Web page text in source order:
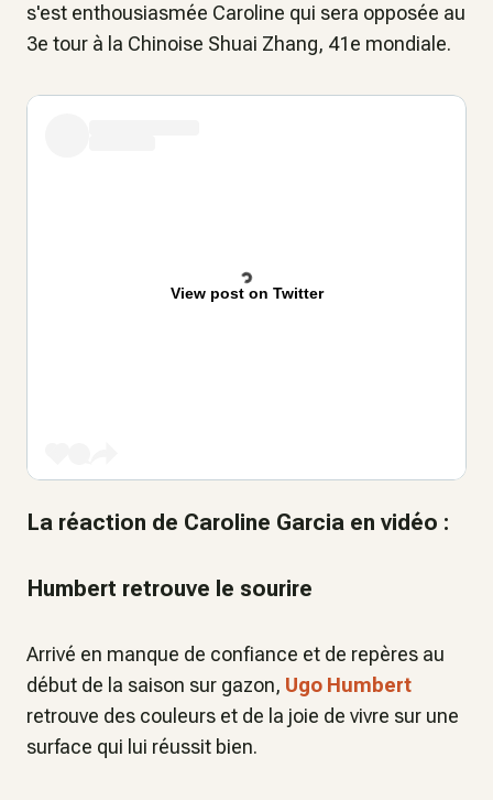
s'est enthousiasmée Caroline qui sera opposée au
3e tour à la Chinoise Shuai Zhang, 41e mondiale.
View post on Twitter
La réaction de Caroline Garcia en vidéo :
Humbert retrouve le sourire
Arrivé en manque de confiance et de repères au
début de la saison sur gazon, Ugo Humbert
retrouve des couleurs et de la joie de vivre sur une
surface qui lui réussit bien.